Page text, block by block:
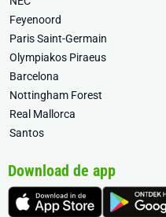
Feyenoord
Paris Saint-Germain
Olympiakos Piraeus
Barcelona
Nottingham Forest
Real Mallorca
Santos
Download de app